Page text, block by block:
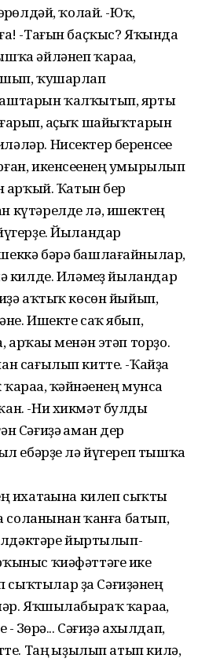
ҡолай. -Юҡ,
-Тағын баҫҡыс? Яҡында
әйләнеп ҡараһа,
ҡушарлап
ҡалҡытып, ярты
һаҫыҡ шайыҡтарын
Нисектер беренсеһе
икенсеһенең умырылып
һарҡый. Ҡатын бер
күтәрелде лә, ишектең
Йыландар
бәрә башлағайнылар,
килде. Иләмһеҙ йыландар
аҡтыҡ көсөн йыйып,
Ишекте саҡ ябып,
менән этәп торҙо.
сағылып китте. -Ҡайҙа
ҡәйнәһенең мунса
-Ни хикмәт булды
Сәғиҙә һаман дер
ебәрҙе лә йүгереп тышҡа
ихатаһына килеп сыҡты
соланынан ҡанға батып,
йыртылып-
ҡиәфәттәге ике
ҙа Сәғиҙәнең
Яҡшылабыраҡ ҡараһа,
- Зөһрә... Сәғиҙә ахылдап,
Таң һыҙылып атып килә,